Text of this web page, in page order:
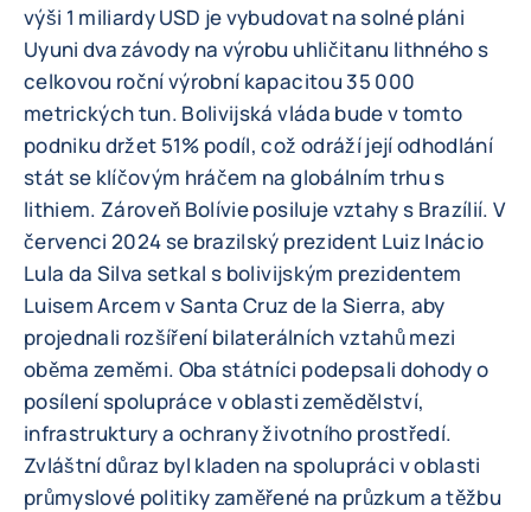
výši 1 miliardy USD je vybudovat na solné pláni
Uyuni dva závody na výrobu uhličitanu lithného s
celkovou roční výrobní kapacitou 35 000
metrických tun. Bolivijská vláda bude v tomto
podniku držet 51% podíl, což odráží její odhodlání
stát se klíčovým hráčem na globálním trhu s
lithiem. Zároveň Bolívie posiluje vztahy s Brazílií. V
červenci 2024 se brazilský prezident Luiz Inácio
Lula da Silva setkal s bolivijským prezidentem
Luisem Arcem v Santa Cruz de la Sierra, aby
projednali rozšíření bilaterálních vztahů mezi
oběma zeměmi. Oba státníci podepsali dohody o
posílení spolupráce v oblasti zemědělství,
infrastruktury a ochrany životního prostředí.
Zvláštní důraz byl kladen na spolupráci v oblasti
průmyslové politiky zaměřené na průzkum a těžbu